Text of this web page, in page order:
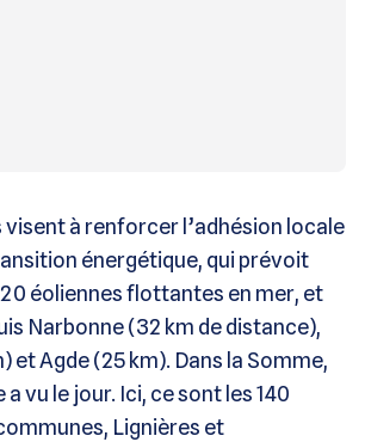
visent à renforcer l’adhésion locale
énergétique, qui prévoit
éoliennes flottantes en mer, et
Narbonne (32 km de distance),
et Agde (25 km). Dans la Somme,
vu le jour. Ici, ce sont les 140
Lignières et